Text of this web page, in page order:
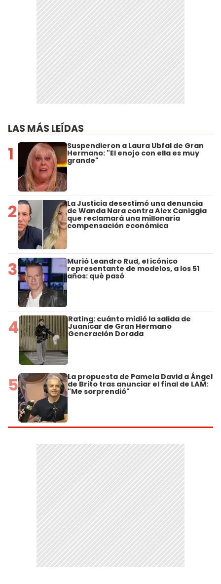
LAS MÁS LEÍDAS
1 Suspendieron a Laura Ubfal de Gran
Hermano: "El enojo con ella es muy
grande"
2 La Justicia desestimó una denuncia
de Wanda Nara contra Alex Caniggia
que reclamará una millonaria
compensación económica
3 Murió Leandro Rud, el icónico
representante de modelos, a los 51
años: qué pasó
4 Rating: cuánto midió la salida de
Juanicar de Gran Hermano
Generación Dorada
5 La propuesta de Pamela David a Ángel
de Brito tras anunciar el final de LAM:
"Me sorprendió"